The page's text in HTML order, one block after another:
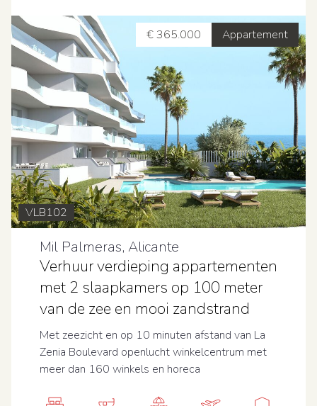
Appartement
€ 365.000
VLB102
Mil Palmeras, Alicante
Verhuur verdieping appartementen
met 2 slaapkamers op 100 meter
van de zee en mooi zandstrand
Met zeezicht en op 10 minuten afstand van La
Zenia Boulevard openlucht winkelcentrum met
meer dan 160 winkels en horeca